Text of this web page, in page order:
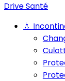
Drive Santé
💧